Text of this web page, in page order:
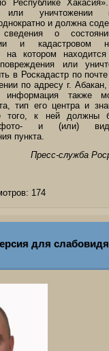
Республике
или уничтожении
и должна
сведения о
и кадастровом
на котором
или
в Роскадастр по
по адресу г.
информация также
тип его центра и
того, к ней должны
и (или)
пункта.
Пресс-служба
174
для